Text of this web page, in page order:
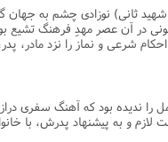
ثانى) نوزادى چشم به جهان
در آن عصر مهدِ فرهنگ تشیع
شرعى و نماز را نزد مادر،
ندیده بود که آهنگ سفرى دراز
و به پیشنهاد پدرش، با